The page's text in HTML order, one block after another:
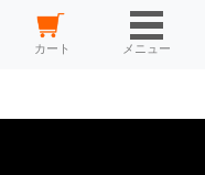
カート メニュー